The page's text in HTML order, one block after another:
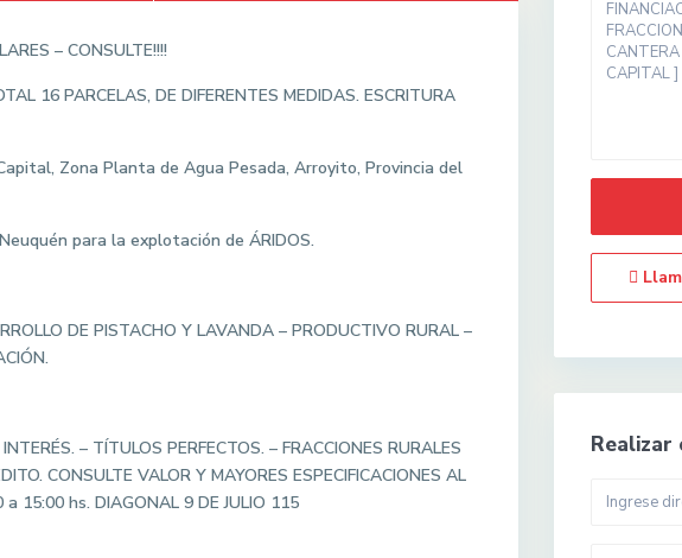
– CONSULTE!!!!
16 PARCELAS, DE DIFERENTES MEDIDAS. ESCRITURA
Zona Planta de Agua Pesada, Arroyito, Provincia del
para la explotación de ÁRIDOS.
DE PISTACHO Y LAVANDA – PRODUCTIVO RURAL –
– TÍTULOS PERFECTOS. – FRACCIONES RURALES
CONSULTE VALOR Y MAYORES ESPECIFICACIONES AL
15:00 hs. DIAGONAL 9 DE JULIO 115
Realizar